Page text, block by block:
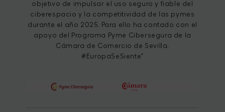
objetivo de impulsar el uso seguro y fiable del
ciberespacio y la competitividad de las pymes
durante el año 2025. Para ello ha contado con el
apoyo del Programa Pyme Cibersegura de la
Cámara de Comercio de Sevilla.
#EuropaSeSiente”